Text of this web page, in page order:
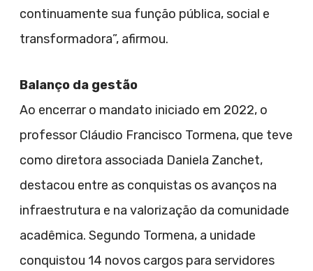
continuamente sua função pública, social e
transformadora”, afirmou.
Balanço da gestão
Ao encerrar o mandato iniciado em 2022, o
professor Cláudio Francisco Tormena, que teve
como diretora associada Daniela Zanchet,
destacou entre as conquistas os avanços na
infraestrutura e na valorização da comunidade
acadêmica. Segundo Tormena, a unidade
conquistou 14 novos cargos para servidores